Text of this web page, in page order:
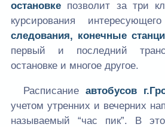
остановке позволит за три
курсирования
следования, конечные
первый и последний
остановке и многое другое.
Расписание автобусов
учетом утренних и вечерних
называемый “час пик”. В